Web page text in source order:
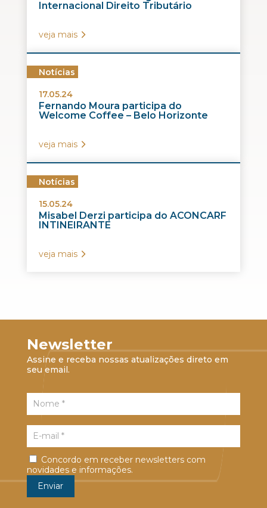
Internacional Direito Tributário
veja mais
Notícias
17.05.24
Fernando Moura participa do
Welcome Coffee – Belo Horizonte
veja mais
Notícias
15.05.24
Misabel Derzi participa do ACONCARF
INTINEIRANTE
veja mais
Newsletter
Assine e receba nossas atualizações direto em
seu email.
Concordo em receber newsletters com
novidades e informações.